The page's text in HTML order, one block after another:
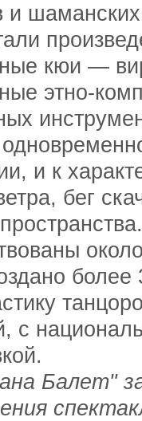
и
кюи —
этно-
и к
бег
с
Балет"